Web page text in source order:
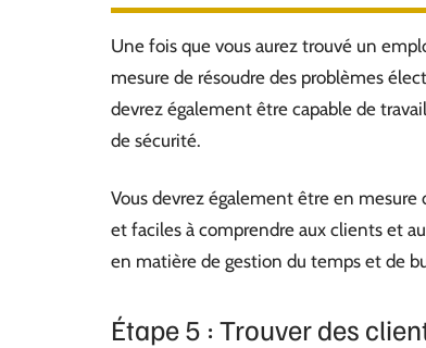
Une fois que vous aurez trouvé un
mesure de résoudre des problèmes
devrez également être capable de
de sécurité.
Vous devrez également être en
et faciles à comprendre aux clients et
en matière de gestion du temps et de
Étape 5 : Trouver des